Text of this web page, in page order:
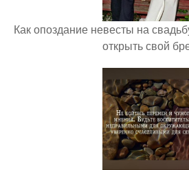
Как опоздание невесты на
открыть свой